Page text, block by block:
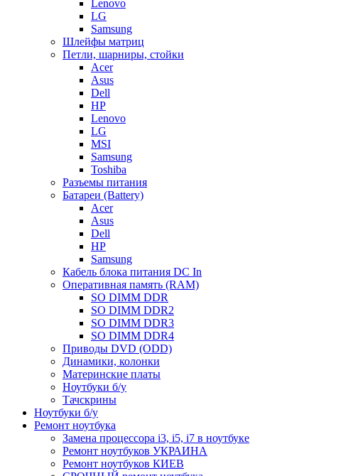
Lenovo
LG
Samsung
Шлейфы матриц
Петли, шарниры, стойки
Acer
Asus
Dell
HP
Lenovo
LG
MSI
Samsung
Toshiba
Разъемы питания
Батареи (Battery)
Acer
Asus
Dell
HP
Samsung
Кабель блока питания DC In
Оперативная память (RAM)
SO DIMM DDR
SO DIMM DDR2
SO DIMM DDR3
SO DIMM DDR4
Приводы DVD (ODD)
Динамики, колонки
Материнские платы
Ноутбуки б/у
Тачскрины
Ноутбуки б/у
Ремонт ноутбука
Замена процессора i3, i5, i7 в ноутбуке
Ремонт ноутбуков УКРАИНА
Ремонт ноутбуков КИЕВ